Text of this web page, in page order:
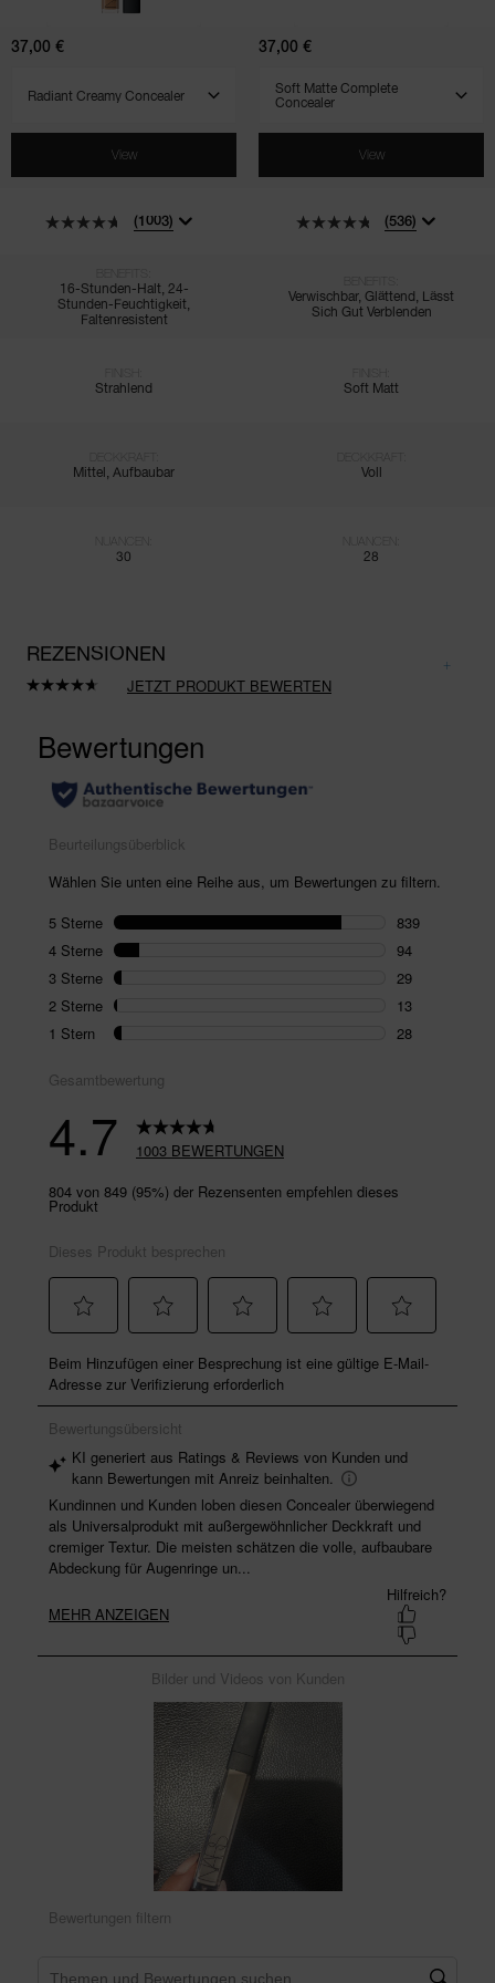
37,00 €
View
(1003)
16-Stunden-Halt, 24-
Stunden-Feuchtigkeit,
Faltenresistent
Strahlend
Mittel, Aufbaubar
30
37,00 €
View
(536)
Verwischbar, Glättend, Lässt
Sich Gut Verblenden
Soft Matt
Voll
28
REZENSIONEN
1003
Link
auf
derselben
Seite.
JETZT PRODUKT BEWERTEN